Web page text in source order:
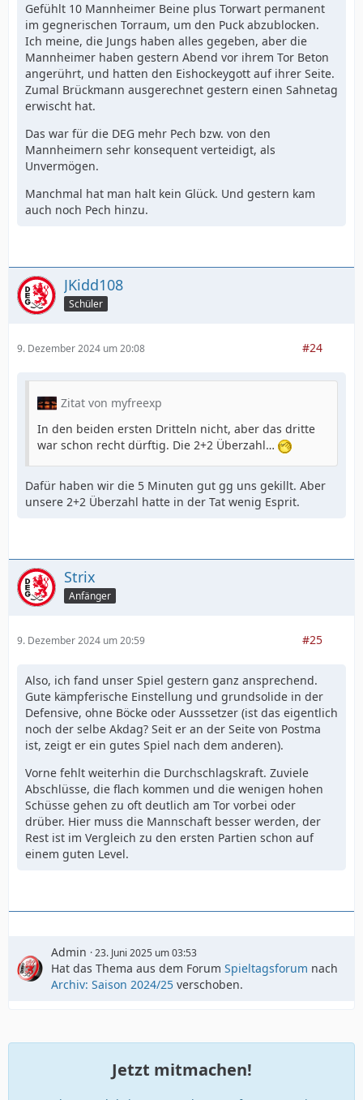
Gefühlt 10 Mannheimer Beine plus Torwart permanent
im gegnerischen Torraum, um den Puck abzublocken.
Ich meine, die Jungs haben alles gegeben, aber die
Mannheimer haben gestern Abend vor ihrem Tor Beton
angerührt, und hatten den Eishockeygott auf ihrer Seite.
Zumal Brückmann ausgerechnet gestern einen Sahnetag
erwischt hat.
Das war für die DEG mehr Pech bzw. von den
Mannheimern sehr konsequent verteidigt, als
Unvermögen.
Manchmal hat man halt kein Glück. Und gestern kam
auch noch Pech hinzu.
JKidd108
Schüler
9. Dezember 2024 um 20:08 #24
Zitat von myfreexp
In den beiden ersten Dritteln nicht, aber das dritte
war schon recht dürftig. Die 2+2 Überzahl…
Dafür haben wir die 5 Minuten gut gg uns gekillt. Aber
unsere 2+2 Überzahl hatte in der Tat wenig Esprit.
Strix
Anfänger
9. Dezember 2024 um 20:59 #25
Also, ich fand unser Spiel gestern ganz ansprechend.
Gute kämpferische Einstellung und grundsolide in der
Defensive, ohne Böcke oder Ausssetzer (ist das eigentlich
noch der selbe Akdag? Seit er an der Seite von Postma
ist, zeigt er ein gutes Spiel nach dem anderen).
Vorne fehlt weiterhin die Durchschlagskraft. Zuviele
Abschlüsse, die flach kommen und die wenigen hohen
Schüsse gehen zu oft deutlich am Tor vorbei oder
drüber. Hier muss die Mannschaft besser werden, der
Rest ist im Vergleich zu den ersten Partien schon auf
einem guten Level.
Admin 23. Juni 2025 um 03:53
Hat das Thema aus dem Forum Spieltagsforum nach
Archiv: Saison 2024/25 verschoben.
Jetzt mitmachen!